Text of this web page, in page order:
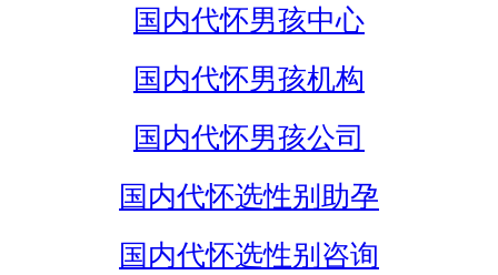
国内代怀男孩中心
国内代怀男孩机构
国内代怀男孩公司
国内代怀选性别助孕
国内代怀选性别咨询